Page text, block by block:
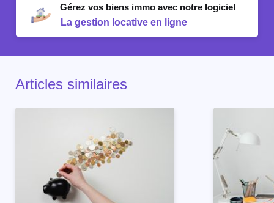
Gérez vos biens immo avec notre logiciel
La gestion locative en ligne
Articles similaires